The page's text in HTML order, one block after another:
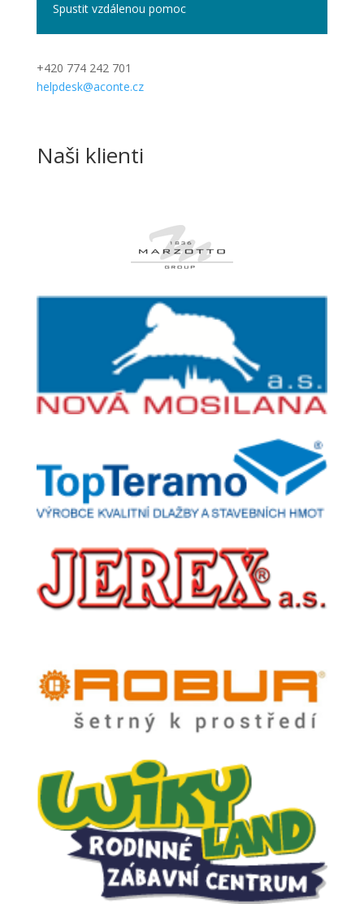
Spustit vzdálenou pomoc
+420 774 242 701
helpdesk@aconte.cz
Naši klienti